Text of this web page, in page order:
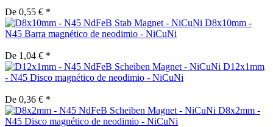
De 0,55 € *
D8x10mm -
N45 Barra magnético de neodimio - NiCuNi
De 1,04 € *
D12x1mm
- N45 Disco magnético de neodimio - NiCuNi
De 0,36 € *
D8x2mm -
N45 Disco magnético de neodimio - NiCuNi